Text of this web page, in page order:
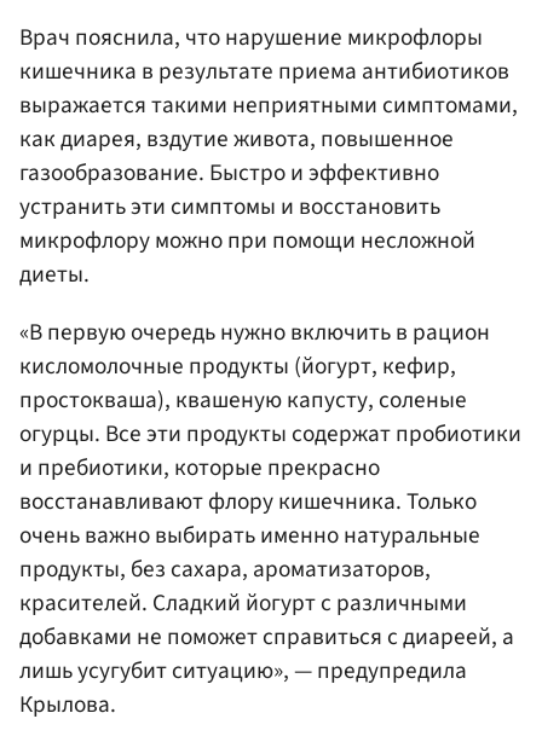
Врач пояснила, что нарушение микрофлоры
кишечника в результате приема антибиотиков
выражается такими неприятными симптомами,
как диарея, вздутие живота, повышенное
газообразование. Быстро и эффективно
устранить эти симптомы и восстановить
микрофлору можно при помощи несложной
диеты.
«В первую очередь нужно включить в рацион
кисломолочные продукты (йогурт, кефир,
простокваша), квашеную капусту, соленые
огурцы. Все эти продукты содержат пробиотики
и пребиотики, которые прекрасно
восстанавливают флору кишечника. Только
очень важно выбирать именно натуральные
продукты, без сахара, ароматизаторов,
красителей. Сладкий йогурт с различными
добавками не поможет справиться с диареей, а
лишь усугубит ситуацию», — предупредила
Крылова.